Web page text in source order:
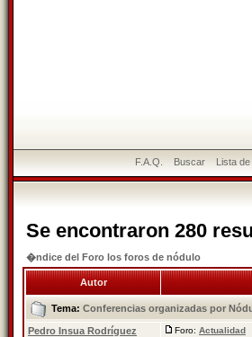
F.A.Q. Buscar Lista
Se encontraron 280
�ndice del Foro los foros de nódulo
Autor
Tema: Conferencias organizadas por
Pedro Insua Rodríguez Foro: Actualidad